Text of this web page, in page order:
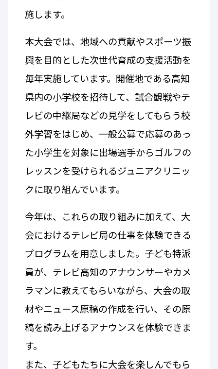
施します。
本大会では、地域への貢献やスポーツ振
興を目的とした次世代育成の支援活動を
毎年実施しています。開催地である高知
県内の小学校を招待して、試合観戦やテ
レビの中継局などの見学をしてもらう校
外学習をはじめ、一般公募で応募のあっ
た小学生を対象に出場選手からゴルフの
レッスンを受けられるジュニアクリニッ
クに取り組んでいます。
今年は、これらの取り組みに加えて、大
会におけるテレビ局の仕事を体験できる
プログラムを用意しました。子ども特派
員が、テレビ高知のアナウンサーやカメ
ラマンに教えてもらいながら、大会の取
材やニュース原稿の作成を行い、その原
稿を読み上げるアナウンスを体験できま
す。
また、子どもたちに大会を楽しんでもら